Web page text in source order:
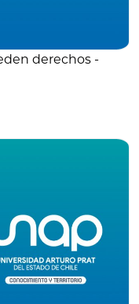
derechos -